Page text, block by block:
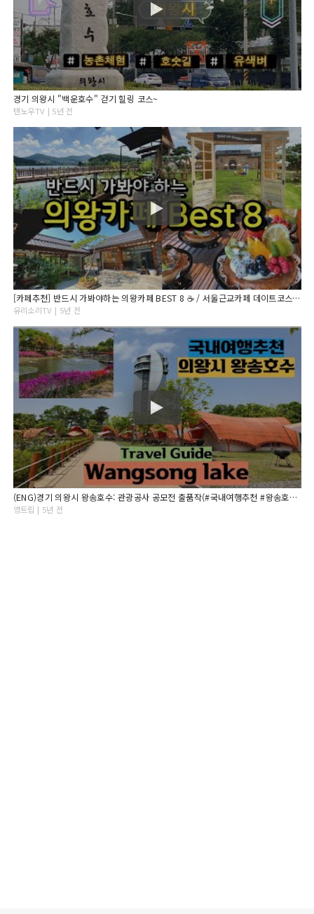
경기 의왕시 "백운호수" 걷기 힐링 코스~
텐노우TV | 5년 전
[카페추천] 반드시 가봐야하는 의왕카페 BEST 8 ☕ / 서울근교카페 데이트코스 의왕맛집 /흙과나무/코코테로/청이당/카페리코/카페인더뷰/에스타시온/수예몽/뒤란/명장시대/카페라붐
유리소리TV | 5년 전
(ENG)경기 의왕시 왕송호수: 관광공사 공모전 출품작(#국내여행추천 #왕송호수 #경기도추천여행#레일바이크#데이트코스#travel#korea#hotplaceinkorea#오토캠핑장
영트립 | 5년 전